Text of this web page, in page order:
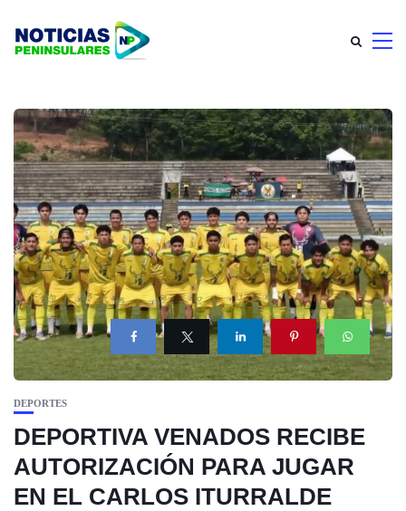
DEPORTES
DEPORTIVA VENADOS RECIBE
AUTORIZACIÓN PARA JUGAR
EN EL CARLOS ITURRALDE